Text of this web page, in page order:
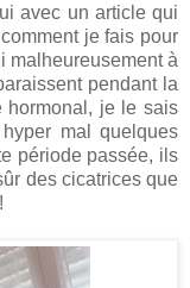
avec un article qui
je fais pour
malheureusement à
pendant la
hormonal, je le sais
mal quelques
période passée, ils
des cicatrices que